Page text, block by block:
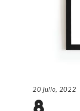
20 julio, 2022